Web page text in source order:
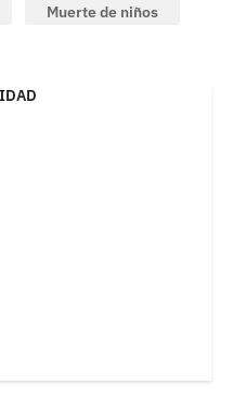
Muerte de niños